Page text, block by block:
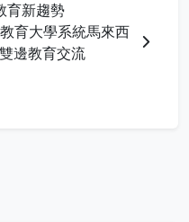
育新趨勢
育大學系統馬來西
邊教育交流